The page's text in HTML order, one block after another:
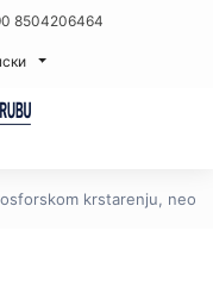
8504206464
krstarenju,